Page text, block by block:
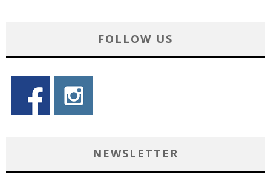
FOLLOW US
NEWSLETTER